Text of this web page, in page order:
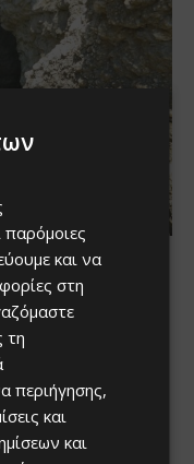
παρόμοιες
και να
στη
τη
περιήγησης,
και
και